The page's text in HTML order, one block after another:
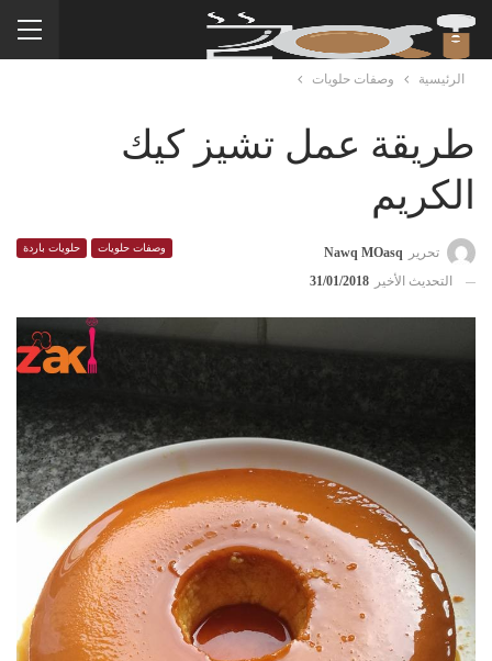
الرئيسية وصفات حلويات
طريقة عمل تشيز كيك
الكريم
وصفات حلويات حلويات باردة تحرير
Nawq MOasq
التحديث الأخير
31/01/2018